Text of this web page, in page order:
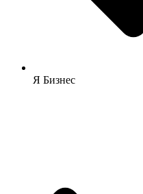
Я Бизнес